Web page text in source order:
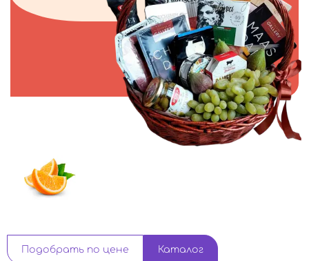
Подобрать по цене Каталог